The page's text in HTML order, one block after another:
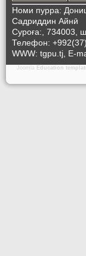
Номи пурра:
Садриддин Айнӣ
Суроға:, 734003,
Телефон:
WWW: tgpu.tj, E-
Joomla Education